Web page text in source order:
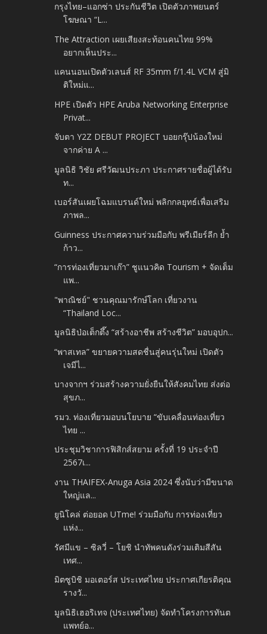
กรุงไทย–แอกซ่า ประกันชีวิต เปิดตัวภาพยนตร์
โฆษณา “L...
The Attraction เผยเสียงสะท้อนคนไทย 99%
อยากเห็นประ...
แคนนอนเปิดตัวเลนส์ RF 35mm f/1.4L VCM สู่มิ
ติใหม่แ...
HPE เปิดตัว HPE Aruba Networking Enterprise
Privat...
จับตา Y2Z DEBUT PROJECT บอยกรุ๊ปน้องใหม่
จากค่าย A ...
มูลนิธิ วิชัย ศรีวัฒนประภา ประกาศรายชื่อผู้ได้รับ
ท...
เบอร์สันเผยโฉมแบรนด์ใหม่ พลิกกลยุทธ์เพื่อเสริม
ภาพล...
Guinness ประกาศความร่วมมือกับ พรีเมียร์ลีก ย้ำ
ก้าว...
“การท่องเที่ยวมาเก๊า” ชูแนวคิด Tourism + จัดเต็ม
แพ...
"พาณิชย์" ชวนคุณมารักษ์โลก เที่ยวงาน
“Thailand Loc...
มูลนิธิป่อเต็กตึ๊ง “สร้างอาชีพ สร้างชีวิต” มอบอุปก...
“พาสเทล” ขยายความสดชื่นสู่คนรุ่นใหม่ เปิดตัว
เจมีไ...
บางจากฯ ร่วมสร้างความยั่งยืนให้สังคมไทย ส่งต่อ
สุขภ...
รมว. ท่องเที่ยวมอบนโยบาย “ขับเคลื่อนท่องเที่ยว
ไทย ...
ประชุมวิชาการฟิสิกส์สยาม ครั้งที่ 19 ประจำปี
2567เ...
งาน THAIFEX-Anuga Asia 2024 ซึ่งนับว่ามีขนาด
ใหญ่แล...
ยูนิโคล่ ต่อยอด UTme! ร่วมมือกับ การท่องเที่ยว
แห่ง...
รัศมีแข – ซิลวี่ – โยชิ นำทัพคนดังร่วมเติมสีสัน
เทศ...
มิตซูบิชิ มอเตอร์ส ประเทศไทย ประกาศเกียรติคุณ
รางวั...
มูลนิธิเฮอริเทจ (ประเทศไทย) จัดทำโครงการทันต
แพทย์อ...